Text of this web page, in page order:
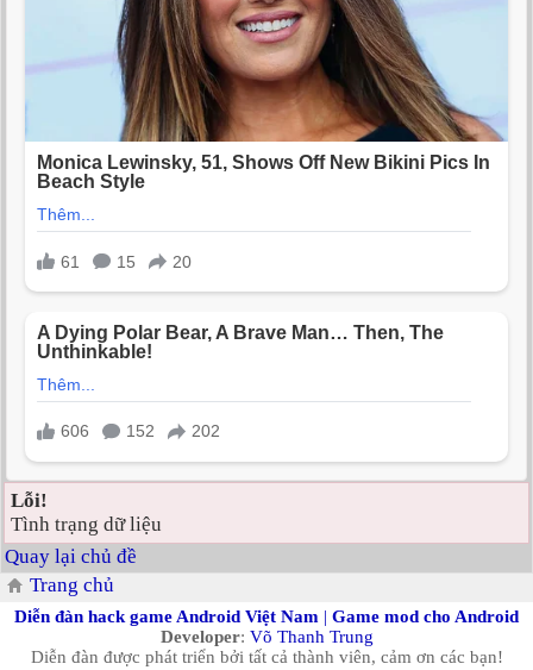
Lỗi!
Tình trạng dữ liệu
Quay lại chủ đề
Trang chủ
Diễn đàn hack game Android Việt Nam | Game mod cho Android
Developer: Võ Thanh Trung
Diễn đàn được phát triển bởi tất cả thành viên, cảm ơn các bạn!